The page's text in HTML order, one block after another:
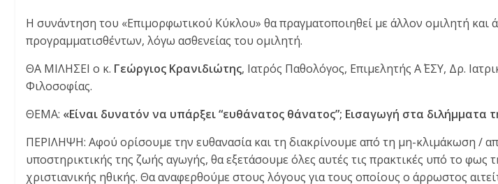
Η συνάντηση του «Επιμορφωτικού Κύκλου» θα πραγματοποιηθεί με άλλον ομιλητή και
προγραμματισθέντων, λόγω ασθενείας του ομιλητή.
ΘΑ ΜΙΛΗΣΕΙ ο κ. Γεώργιος Κρανιδιώτης, Ιατρός Παθολόγος, Επιμελητής Α΄ ΕΣΥ, Δρ.
Φιλοσοφίας.
ΘΕΜΑ: «Είναι δυνατόν να υπάρξει “ευθάνατος θάνατος”; Εισαγωγή στα διλήμματα
ΠΕΡΙΛΗΨΗ: Αφού ορίσουμε την ευθανασία και τη διακρίνουμε από τη μη-κλιμάκωση /
υποστηρικτικής της ζωής αγωγής, θα εξετάσουμε όλες αυτές τις πρακτικές υπό το φως
χριστιανικής ηθικής. Θα αναφερθούμε στους λόγους για τους οποίους ο άρρωστος